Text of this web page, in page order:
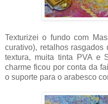
Texturizei o fundo com
curativo), retalhos
textura, muita tinta PVA e
charme ficou por conta da
o suporte para o arabesco